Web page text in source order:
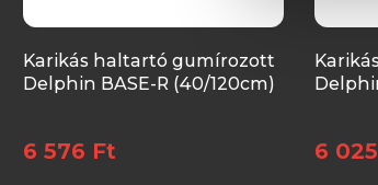
Karikás haltartó gumírozott
Delphin BASE-R (40/120cm)
6 576 Ft 6